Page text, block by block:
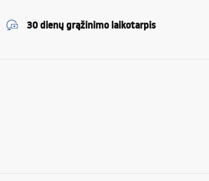
30 dienų grąžinimo laikotarpis